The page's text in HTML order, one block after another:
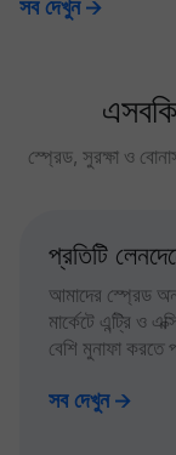
সব দেখুন
স্প্রেড, সুরক্ষা ও
প্রতিটি
আমাদের স্প্রেড
মার্কেটে এন্ট্রি ও
বেশি মুনাফা করতে
সব দেখুন